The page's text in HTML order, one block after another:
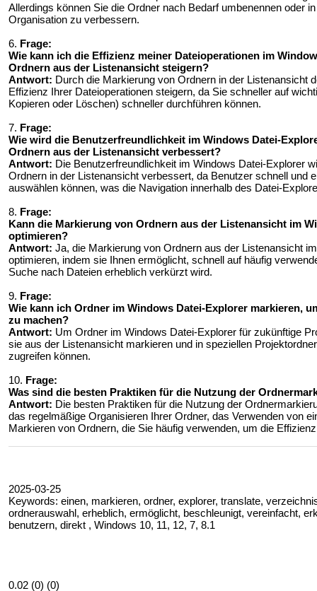
Allerdings können Sie die Ordner nach Bedarf umbenennen oder
Organisation zu verbessern.
6. Frage:
Wie kann ich die Effizienz meiner Dateioperationen im
Ordnern aus der Listenansicht steigern?
Antwort: Durch die Markierung von Ordnern in der Listenansicht
Effizienz Ihrer Dateioperationen steigern, da Sie schneller auf
Kopieren oder Löschen) schneller durchführen können.
7. Frage:
Wie wird die Benutzerfreundlichkeit im Windows Datei-
Ordnern aus der Listenansicht verbessert?
Antwort: Die Benutzerfreundlichkeit im Windows Datei-Explorer
Ordnern in der Listenansicht verbessert, da Benutzer schnell und
auswählen können, was die Navigation innerhalb des Datei-
8. Frage:
Kann die Markierung von Ordnern aus der Listenansicht im
optimieren?
Antwort: Ja, die Markierung von Ordnern aus der Listenansicht
optimieren, indem sie Ihnen ermöglicht, schnell auf häufig
Suche nach Dateien erheblich verkürzt wird.
9. Frage:
Wie kann ich Ordner im Windows Datei-Explorer markieren,
zu machen?
Antwort: Um Ordner im Windows Datei-Explorer für zukünftige
sie aus der Listenansicht markieren und in speziellen
zugreifen können.
10. Frage:
Was sind die besten Praktiken für die Nutzung der
Antwort: Die besten Praktiken für die Nutzung der
das regelmäßige Organisieren Ihrer Ordner, das Verwenden von
Markieren von Ordnern, die Sie häufig verwenden, um die
2025-03-25
Keywords: einen, markieren, ordner, explorer, translate,
ordnerauswahl, erheblich, ermöglicht, beschleunigt, vereinfacht,
benutzern, direkt , Windows 10, 11, 12, 7, 8.1
0.02 (0) (0)